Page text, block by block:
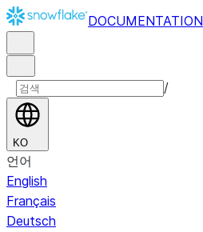
DOCUMENTATION
/
KO
언어
English
Français
Deutsch